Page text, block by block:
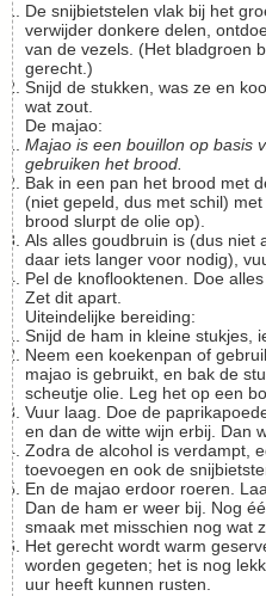
De snijbietstelen vlak bij het groene gedeelte afsnijden,
verwijder donkere delen,
van de vezels. (Het bladgroen
gerecht.)
Snijd de stukken, was ze en kook ze een kwartier in water met
wat zout.
De majao:
Majao is een bouillon op basis van gemalen tarwe of mais. Wij
gebruiken het brood.
Bak in een pan het brood met de amandelen en de knoflook
(niet gepeld, dus met schil)
brood slurpt de olie op).
Als alles goudbruin is (dus niet aangebrand – de knoflook heeft
daar iets langer voor nodig),
Pel de knoflooktenen. Doe alles in een vijzel en stamp het fijn.
Zet dit apart.
Uiteindelijke bereiding:
Snijd de ham in kleine stukjes,
Neem een koekenpan of gebruik de eerdere pan die voor de
majao is gebruikt, en bak de
scheutje olie. Leg het op een
Vuur laag. Doe de paprikapoeder bij de olie. Heel even smoren
en dan de witte wijn erbij. Dan
Zodra de alcohol is verdampt, een paar soeplepels kookvocht
toevoegen en ook de
En de majao erdoor roeren. Laat 10 minuten zachtjes koken.
Dan de ham er weer bij. Nog
smaak met misschien nog wat
Het gerecht wordt warm geserveerd, maar kan ook lauw
worden gegeten; het is nog
uur heeft kunnen rusten.